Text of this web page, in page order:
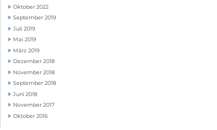
Oktober 2022
September 2019
Juli 2019
Mai 2019
März 2019
Dezember 2018
November 2018
September 2018
Juni 2018
November 2017
Oktober 2016